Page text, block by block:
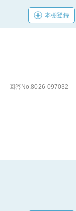
本棚登録
回答No.8026-097032